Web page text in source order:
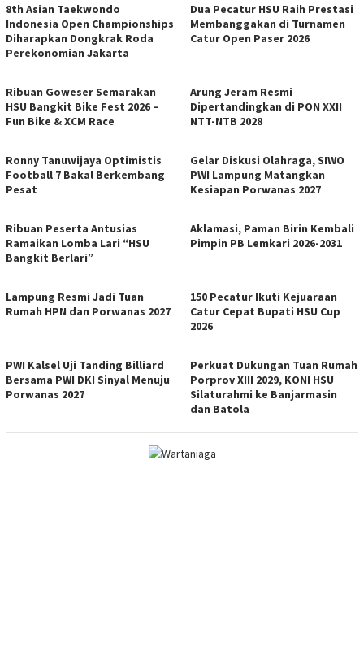
8th Asian Taekwondo
Indonesia Open Championships
Diharapkan Dongkrak Roda
Perekonomian Jakarta
Dua Pecatur HSU Raih Prestasi
Membanggakan di Turnamen
Catur Open Paser 2026
Ribuan Goweser Semarakan
HSU Bangkit Bike Fest 2026 –
Fun Bike & XCM Race
Arung Jeram Resmi
Dipertandingkan di PON XXII
NTT-NTB 2028
Ronny Tanuwijaya Optimistis
Football 7 Bakal Berkembang
Pesat
Gelar Diskusi Olahraga, SIWO
PWI Lampung Matangkan
Kesiapan Porwanas 2027
Ribuan Peserta Antusias
Ramaikan Lomba Lari “HSU
Bangkit Berlari”
​Aklamasi, Paman Birin Kembali
Pimpin PB Lemkari 2026-2031
Lampung Resmi Jadi Tuan
Rumah HPN dan Porwanas 2027
150 Pecatur Ikuti Kejuaraan
Catur Cepat Bupati HSU Cup
2026
PWI Kalsel Uji Tanding Billiard
Bersama PWI DKI Sinyal Menuju
Porwanas 2027
Perkuat Dukungan Tuan Rumah
Porprov XIII 2029, KONI HSU
Silaturahmi ke Banjarmasin
dan Batola